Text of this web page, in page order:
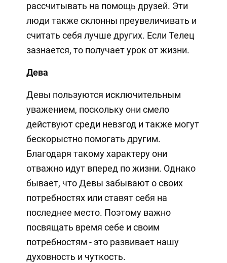
рассчитывать на помощь друзей. Эти
люди также склонны преувеличивать и
считать себя лучше других. Если Телец
зазнается, то получает урок от жизни.
Дева
Девы пользуются исключительным
уважением, поскольку они смело
действуют среди невзгод и также могут
бескорыстно помогать другим.
Благодаря такому характеру они
отважно идут вперед по жизни. Однако
бывает, что Девы забывают о своих
потребностях или ставят себя на
последнее место. Поэтому важно
посвящать время себе и своим
потребностям - это развивает нашу
духовность и чуткость.